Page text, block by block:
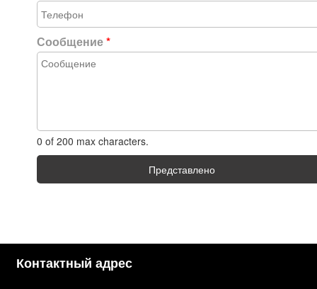
Сообщение*
0 of 200 max characters.
Представлено
Контактный адрес